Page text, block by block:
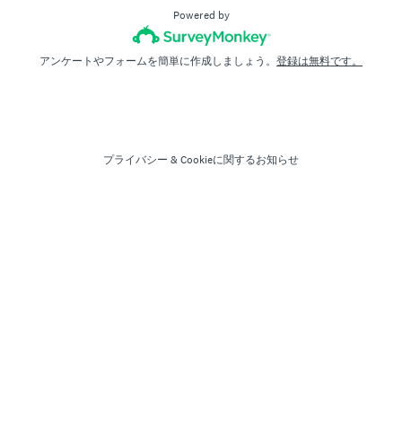
Powered by
アンケートやフォームを簡単に作成しましょう。 登録は無料です。
プライバシー &Cookieに関するお知らせ